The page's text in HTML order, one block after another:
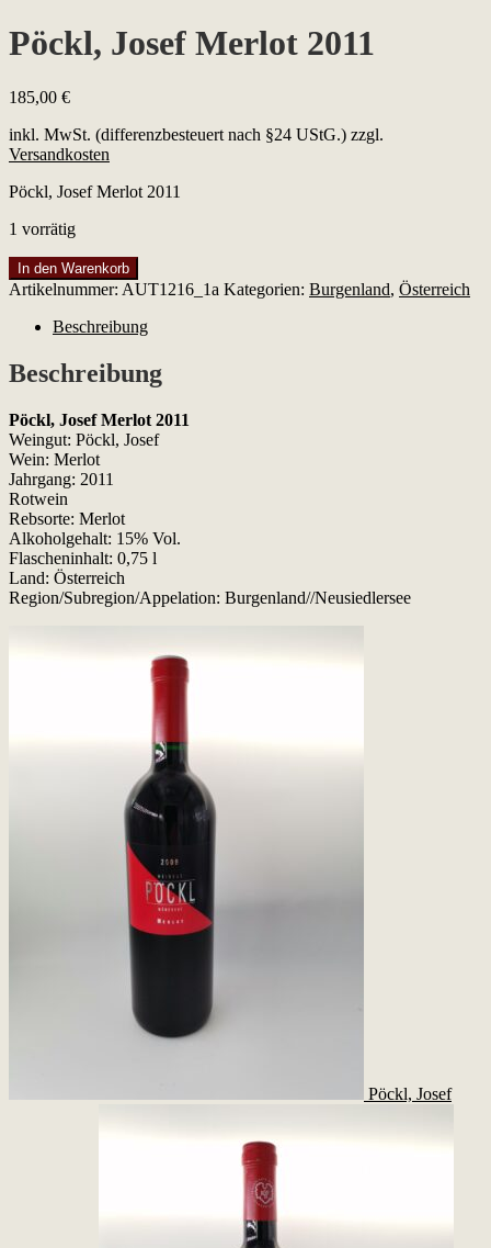
Pöckl, Josef Merlot 2011
185,00 €
inkl. MwSt. (differenzbesteuert nach §24 UStG.) zzgl.
Versandkosten
Pöckl, Josef Merlot 2011
1 vorrätig
Pöckl,
Josef
2011
In den Warenkorb
Artikelnummer: AUT1216_1a Kategorien: Burgenland, Österreich
Beschreibung
Beschreibung
Pöckl, Josef Merlot 2011
Weingut: Pöckl, Josef
Wein: Merlot
Jahrgang: 2011
Rotwein
Rebsorte: Merlot
Alkoholgehalt: 15% Vol.
Flascheninhalt: 0,75 l
Land: Österreich
Region/Subregion/Appelation: Burgenland//Neusiedlersee
Pöckl, Josef